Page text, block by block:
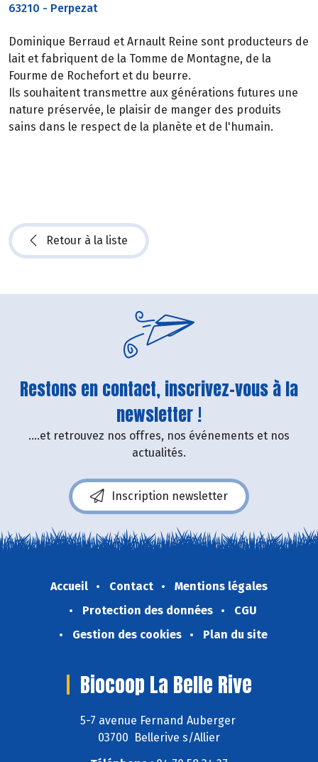
63210 - Perpezat
Dominique Berraud et Arnault Reine sont producteurs de
lait et fabriquent de la Tomme de Montagne, de la
Fourme de Rochefort et du beurre.
Ils souhaitent transmettre aux générations futures une
nature préservée, le plaisir de manger des produits
sains dans le respect de la planète et de l'humain.
Retour à la liste
Restons en contact, inscrivez-vous à la
newsletter !
....et retrouvez nos offres, nos événements et nos
actualités.
Inscription newsletter
Accueil Contact
Mentions légales
Protection des données
CGU
Gestion des cookies
Plan du site
Biocoop La Belle Rive
5-7 avenue Fernand Auberger
03700 Bellerive s/Allier